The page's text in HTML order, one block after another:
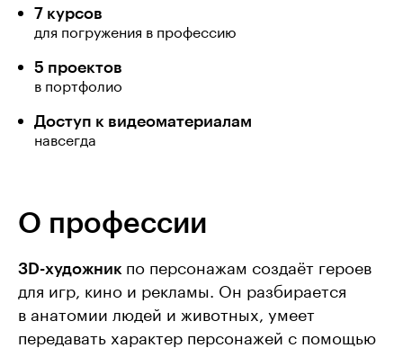
7 курсов
для погружения в профессию
5 проектов
в портфолио
Доступ к видеоматериалам
навсегда
О профессии
3D-художник по персонажам создаёт героев
для игр, кино и рекламы. Он разбирается
в анатомии людей и животных, умеет
передавать характер персонажей с помощью